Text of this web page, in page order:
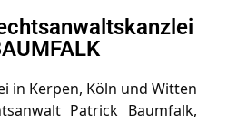
in Kerpen, Köln und Witten
Patrick Baumfalk,